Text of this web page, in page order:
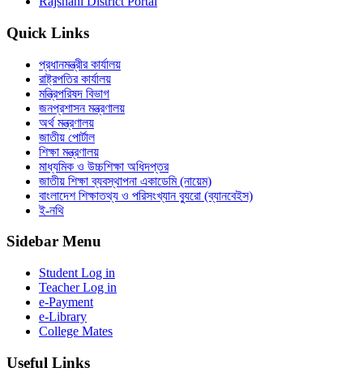
Quick Links
প্রধানমন্ত্রীর কার্যালয়
রাষ্ট্রপতির কার্যালয়
মন্ত্রিপরিষদ বিভাগ
জনপ্রশাসন মন্ত্রণালয়
অর্থ মন্ত্রণালয়
জাতীয় পোর্টাল
শিক্ষা মন্ত্রণালয়
মাধ্যমিক ও উচ্চশিক্ষা অধিদপ্তর
জাতীয় শিক্ষা ব্যবস্থাপনা একাডেমি (নায়েম)
বাংলাদেশ শিক্ষাতথ্য ও পরিসংখ্যান ব্যুরো (ব্যানবেইস)
ই-নথি
Sidebar Menu
Student Log in
Teacher Log in
e-Payment
e-Library
College Mates
Useful Links